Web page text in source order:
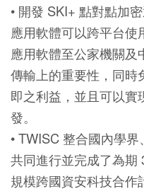
• 開發 SKI+ 點對點加
應用軟體可以跨平台
應用軟體至公家機關
傳輸上的重要性，同時
即之利益，並且可以實
發。
• TWISC 整合國內學
共同進行並完成了為期
規模跨國資安科技合作